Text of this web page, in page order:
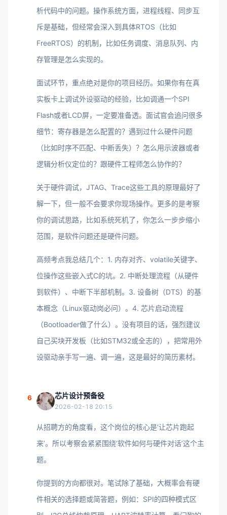
析代码中的问题。操作系统方面，进程线程、同步互
斥是基础，但经常会深入到具体RTOS（比如
FreeRTOS）的机制，比如任务调度、消息队列、内
存管理是怎么实现的。
面试环节，重点绝对是你的项目经历。如果你有在真
实板卡上调试外设驱动的经验，比如调通一个SPI
Flash或者LCD屏，一定要准备透。面试官会追问很多
细节：寄存器是怎么配置的？遇到过什么硬件问题
（比如时序不匹配、中断丢失）？怎么用示波器或者
逻辑分析仪定位的？跟硬件工程师怎么协作的？
关于硬件调试，JTAG、Trace这些工具的原理最好了
解一下，但一般不会要求你现场操作。更多的是考察
你的调试思路，比如系统死机了，你怎么一步步缩小
范围，是软件问题还是硬件问题。
高频考点我总结几个：1. 内存对齐、volatile关键字、
位操作这些嵌入式C的坑。2. 中断处理流程（从硬件
到软件）、中断下半部机制。3. 设备树（DTS）的基
本概念（Linux驱动岗必问）。4. 芯片启动流程
（Bootloader做了什么）。没有项目的话，强烈建议
自己买块开发板（比如STM32或全志的），把常用外
设驱动亲手写一遍、调一遍，这是最好的简历素材。
6 芯片设计预备役
2026-02-18 20:15
从招聘方的角度看，这个岗位的核心是‘让芯片跑起
来’。所以考察会紧紧围绕‘软件如何与硬件对话’这个主
题。
你提到的方向都很对。笔试除了基础，大概率会有硬
件相关的选择题或简答题，例如：SPI的四种模式区